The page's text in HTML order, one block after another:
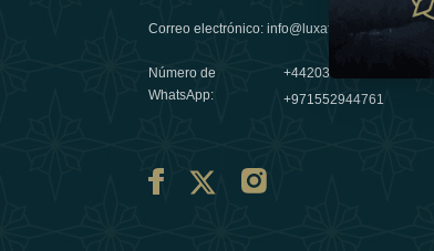
Correo electrónico:info@luxafar.com
Número de
WhatsApp:
+442034682356
+971552944761